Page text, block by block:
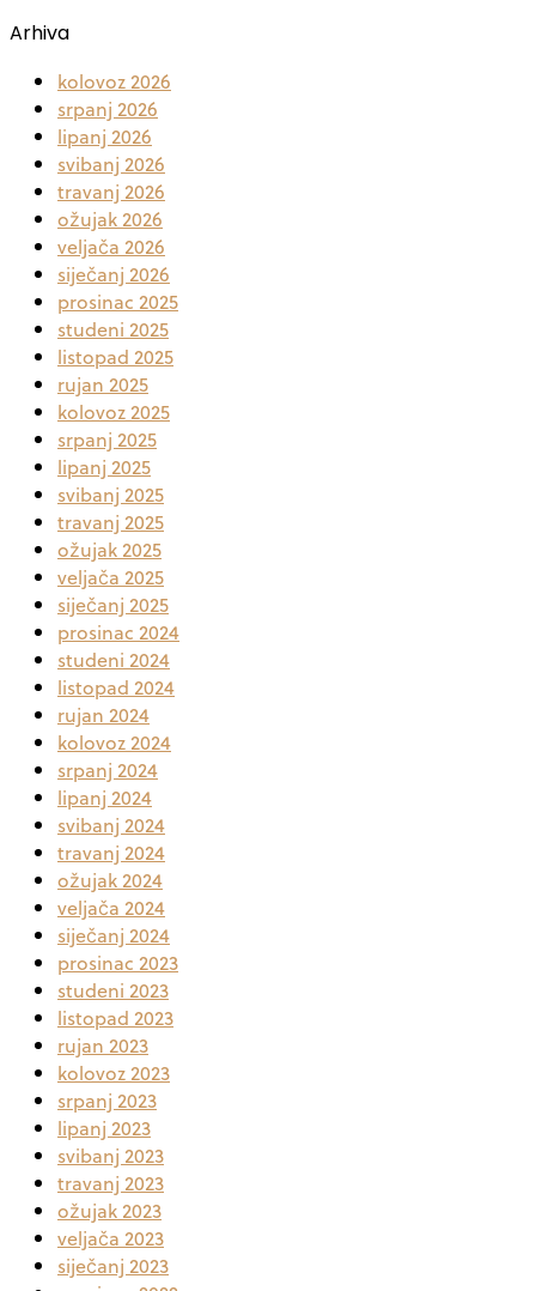
Arhiva
kolovoz 2026
srpanj 2026
lipanj 2026
svibanj 2026
travanj 2026
ožujak 2026
veljača 2026
siječanj 2026
prosinac 2025
studeni 2025
listopad 2025
rujan 2025
kolovoz 2025
srpanj 2025
lipanj 2025
svibanj 2025
travanj 2025
ožujak 2025
veljača 2025
siječanj 2025
prosinac 2024
studeni 2024
listopad 2024
rujan 2024
kolovoz 2024
srpanj 2024
lipanj 2024
svibanj 2024
travanj 2024
ožujak 2024
veljača 2024
siječanj 2024
prosinac 2023
studeni 2023
listopad 2023
rujan 2023
kolovoz 2023
srpanj 2023
lipanj 2023
svibanj 2023
travanj 2023
ožujak 2023
veljača 2023
siječanj 2023